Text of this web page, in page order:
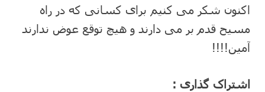
اکنون شکر می کنیم برای کسانی که در راه
مسیح قدم بر می دارند و هیچ توقع عوض ندارند
آمین!!!!
اشتراک گذاری :